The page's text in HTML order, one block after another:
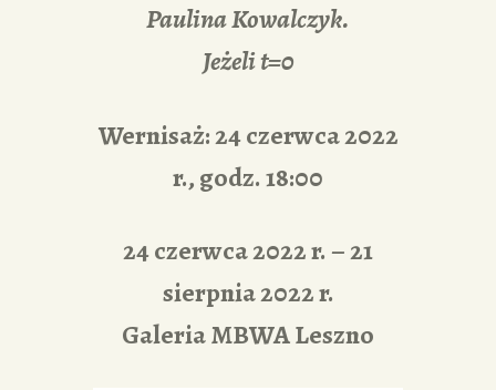
Paulina Kowalczyk.
Jeżeli t=0
Wernisaż: 24 czerwca 2022
r., godz. 18:00
24 czerwca 2022 r. – 21
sierpnia 2022 r.
Galeria MBWA Leszno